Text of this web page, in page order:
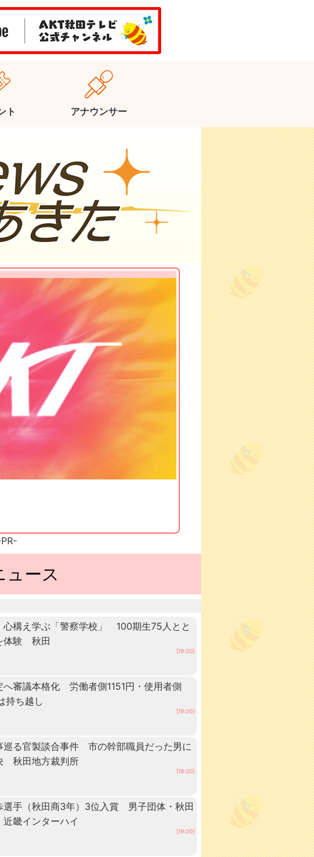
ト アナウンサー
ュース
心構え学ぶ「警察学校」 100期生75人とと
体験 秋田
[19:00]
へ審議本格化 労働者側1151円・使用者側
持ち越し
[19:00]
巡る官製談合事件 市の幹部職員だった男に
秋田地方裁判所
[19:00]
選手（秋田商3年）3位入賞 男子団体・秋田
畿インターハイ
[19:00]